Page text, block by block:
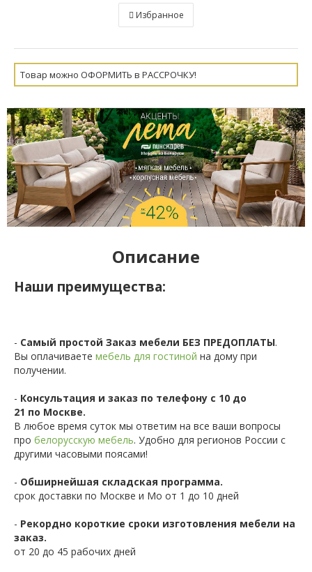
Избранное
Товар можно ОФОРМИТЬ в РАССРОЧКУ!
Описание
Наши преимущества:
- Самый простой Заказ мебели БЕЗ ПРЕДОПЛАТЫ.
Вы оплачиваете мебель для гостиной на дому при
получении.
- Консультация и заказ по телефону с 10 до
21 по Москве.
В любое время суток мы ответим на все ваши вопросы
про белорусскую мебель. Удобно для регионов России с
другими часовыми поясами!
- Обширнейшая складская программа.
срок доставки по Москве и Мо от 1 до 10 дней
- Рекордно короткие сроки изготовления мебели на
заказ.
от 20 до 45 рабочих дней